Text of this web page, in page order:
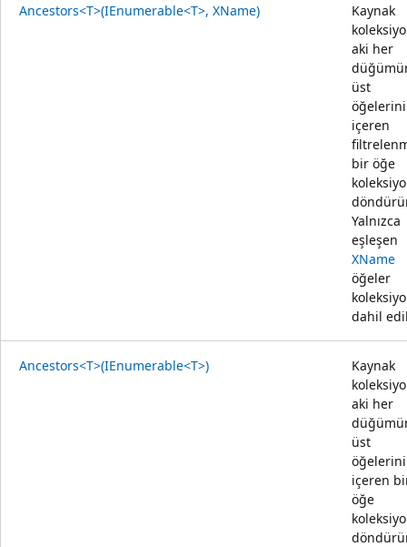
Ancestors<T>(IEnumerable<T>, XName)
Kaynak
aki her
üst
öğelerini
içeren
bir öğe
Yalnızca
eşleşen
XName
öğeler
dahil
Ancestors<T>(IEnumerable<T>)
Kaynak
aki her
üst
öğelerini
içeren
öğe